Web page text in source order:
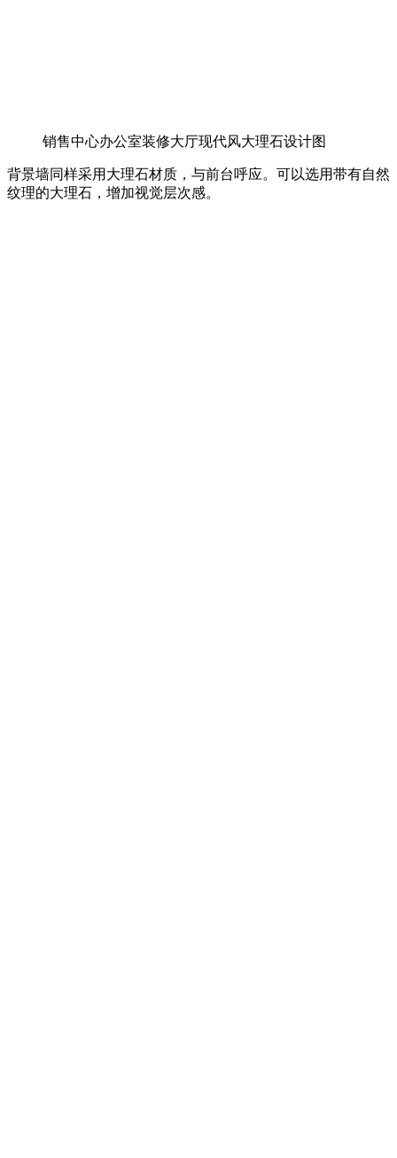
销售中心办公室装修大厅现代风大理石设计图
背景墙同样采用大理石材质，与前台呼应。可以选用带有自然
纹理的大理石，增加视觉层次感。